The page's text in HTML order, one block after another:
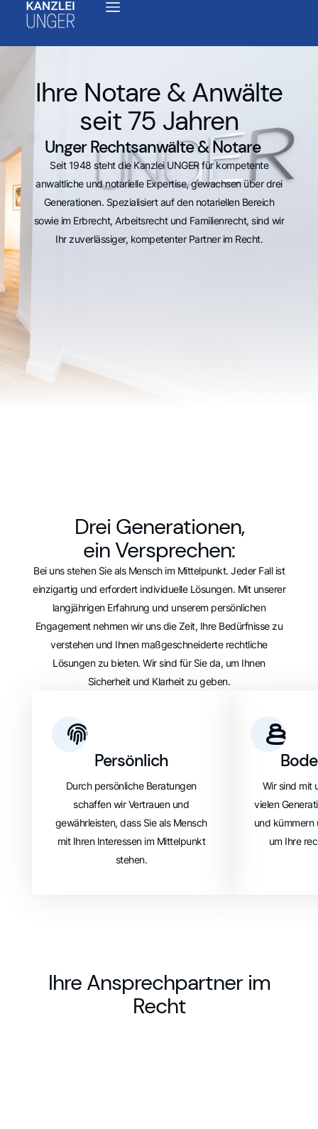
Ihre Notare & Anwälte
seit 75 Jahren
Unger Rechtsanwälte & Notare
Seit 1948 steht die Kanzlei UNGER für kompetente
anwaltliche und notarielle Expertise, gewachsen über drei
Generationen. Spezialisiert auf den notariellen Bereich
sowie im Erbrecht, Arbeitsrecht und Familienrecht, sind wir
Ihr zuverlässiger, kompetenter Partner im Recht.
Drei Generationen,
ein Versprechen:
Bei uns stehen Sie als Mensch im Mittelpunkt. Jeder Fall ist
einzigartig und erfordert individuelle Lösungen. Mit unserer
langjährigen Erfahrung und unserem persönlichen
Engagement nehmen wir uns die Zeit, Ihre Bedürfnisse zu
verstehen und Ihnen maßgeschneiderte rechtliche
Lösungen zu bieten. Wir sind für Sie da, um Ihnen
Sicherheit und Klarheit zu geben.
Persönlich
Durch persönliche Beratungen
schaffen wir Vertrauen und
gewährleisten, dass Sie als Mensch
mit Ihren Interessen im Mittelpunkt
stehen.
Wir sind mit
vielen
und kümmern
um Ihre
Ihre Ansprechpartner im
Recht